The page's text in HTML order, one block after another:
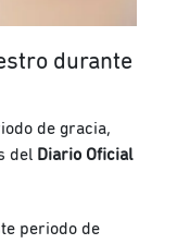
durante
de gracia,
del Diario Oficial
periodo de